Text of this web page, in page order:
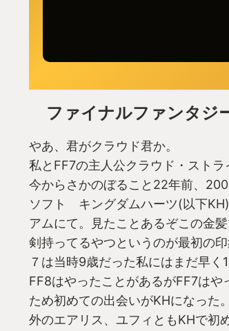
ファイナルファンタジ
やあ、君がクラウド君か。
私とFF7の主人公クラウド・スト
今からさかのぼること22年前、
ソフト キングダムハーツ(以下
アムにて。見たことあるぞこの金
剣持ってるやつというのが最初の
７は当時9歳だった私にはまだ早く
FF8はやったことがあるがFF7はや
ため初めての出会いがKHになった
外のエアリス、ユフィともKHで初